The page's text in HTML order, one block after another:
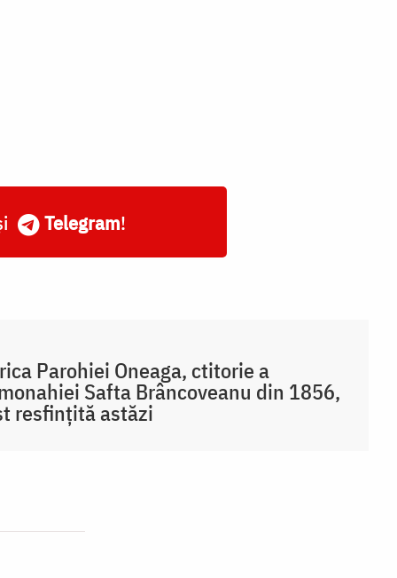
Telegram!
Parohiei Oneaga, ctitorie a
Safta Brâncoveanu din 1856,
resfințită astăzi